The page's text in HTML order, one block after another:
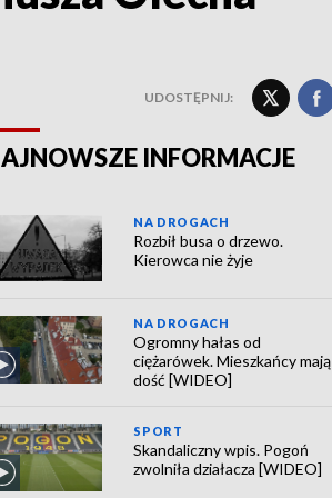
UDOSTĘPNIJ:
INFORMACJE
NA DROGACH
Rozbił busa o drzewo.
Kierowca nie żyje
NA DROGACH
Ogromny hałas od
ciężarówek. Mieszkańcy mają
dość [WIDEO]
SPORT
Skandaliczny wpis. Pogoń
zwolniła działacza [WIDEO]